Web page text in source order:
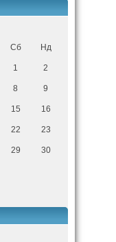
Сб Нд
1 2
8 9
15 16
22 23
29 30